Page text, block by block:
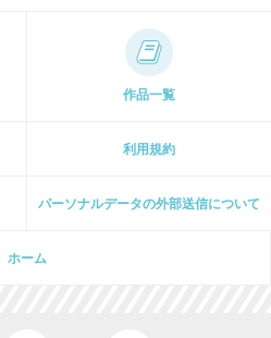
作品一覧
利用規約
パーソナルデータの外部送信について
ホーム